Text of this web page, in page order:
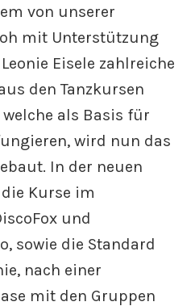
von unserer
mit Unterstützung
Eisele zahlreiche
den Tanzkursen
als Basis für
wird nun das
In der neuen
Kurse im
und
sowie die Standard
nach einer
mit den Gruppen